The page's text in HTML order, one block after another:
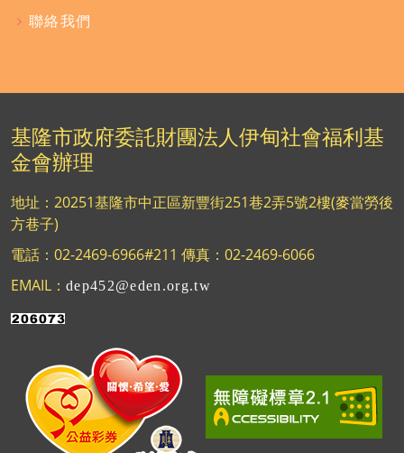
聯絡我們
基隆市政府委託財團法人伊甸社會福利基
金會辦理
地址：20251基隆市中正區新豐街251巷2弄5號2樓(麥當勞後
方巷子)
電話：02-2469-6966#211 傳真：02-2469-6066
EMAIL： dep452@eden.org.tw